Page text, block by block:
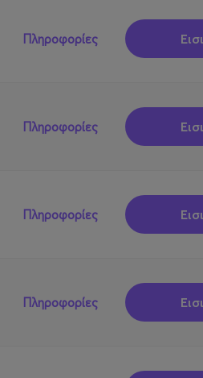
Πληροφορίες
Πληροφορίες
Πληροφορίες
Πληροφορίες